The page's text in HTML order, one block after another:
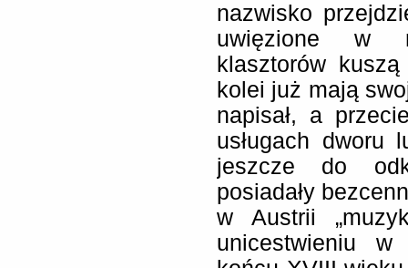
nazwisko
uwięzione w
klasztorów
kolei już mają
napisał, a
usługach dworu
jeszcze do
posiadały
w Austrii
unicestwieniu